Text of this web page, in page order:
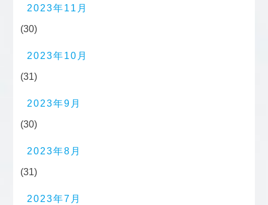
2023年11月
(30)
2023年10月
(31)
2023年9月
(30)
2023年8月
(31)
2023年7月